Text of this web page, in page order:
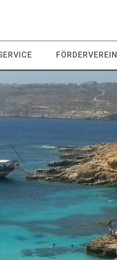
FÖRDERVEREIN